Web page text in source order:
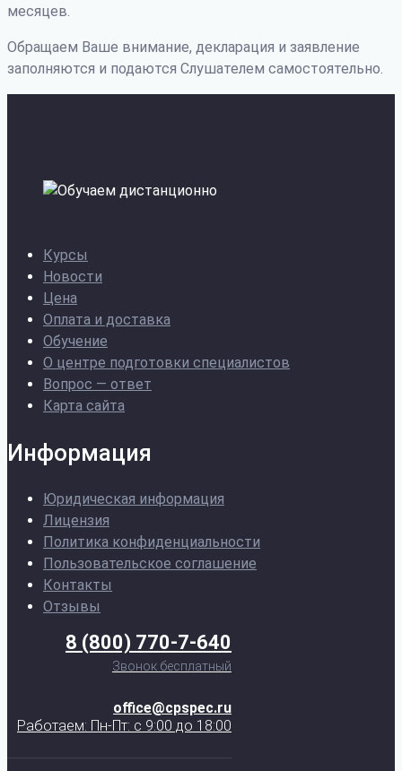
месяцев.
Обращаем Ваше внимание, декларация и заявление
заполняются и подаются Слушателем самостоятельно.
Курсы
Новости
Цена
Оплата и доставка
Обучение
О центре подготовки специалистов
Вопрос — ответ
Карта сайта
Информация
Юридическая информация
Лицензия
Политика конфиденциальности
Пользовательское соглашение
Контакты
Отзывы
8 (800) 770-7-640
Звонок бесплатный
office@cpspec.ru
Работаем: Пн-Пт: с 9:00 до 18:00